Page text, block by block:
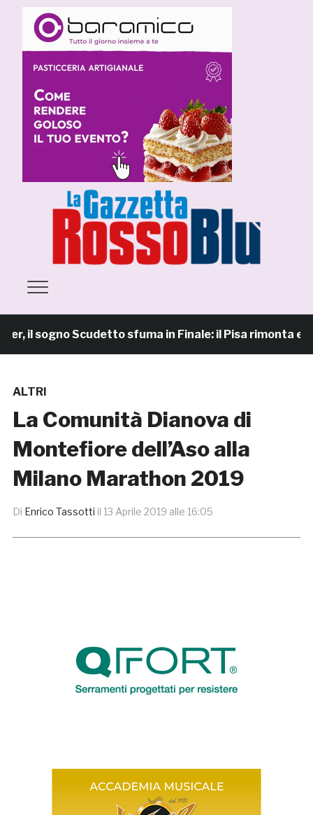
il sogno Scudetto sfuma in Finale: il Pisa rimonta e
ALTRI
La Comunità Dianova di
Montefiore dell’Aso alla
Milano Marathon 2019
Di Enrico Tassotti il 13 Aprile 2019 alle 16:05